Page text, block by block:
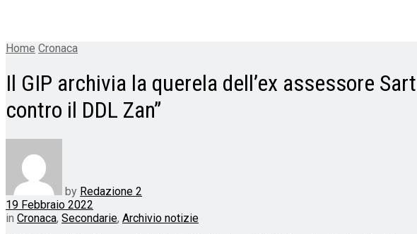
Home Cronaca
Il GIP archivia la querela dell’ex assessore
contro il DDL Zan”
by Redazione 2
19 Febbraio 2022
in Cronaca, Secondarie, Archivio notizie